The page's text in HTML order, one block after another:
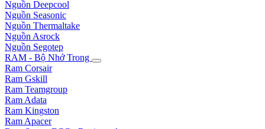
Nguồn Deepcool
Nguồn Seasonic
Nguồn Thermaltake
Nguồn Asrock
Nguồn Segotep
RAM - Bộ Nhớ Trong
Ram Corsair
Ram Gskill
Ram Teamgroup
Ram Adata
Ram Kingston
Ram Apacer